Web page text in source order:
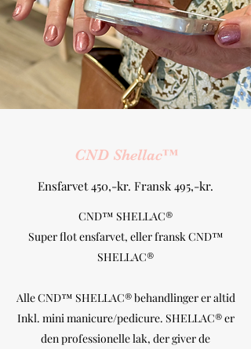
CND Shellac™️
Ensfarvet 450,-kr. Fransk 495,-kr.
CND™ SHELLAC®
Super flot ensfarvet, eller fransk CND™
SHELLAC®
Alle CND™ SHELLAC® behandlinger er altid
Inkl. mini manicure/pedicure. SHELLAC® er
den professionelle lak, der giver de